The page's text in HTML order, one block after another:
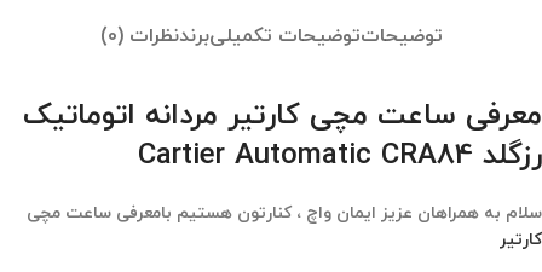
توضیحاتتوضیحات تکمیلیبرندنظرات (0)
معرفی ساعت مچی کارتیر مردانه اتوماتیک
رزگلد Cartier Automatic CRA84
سلام به همراهان عزیز ایمان واچ ، کنارتون هستیم بامعرفی ساعت مچی
کارتیر